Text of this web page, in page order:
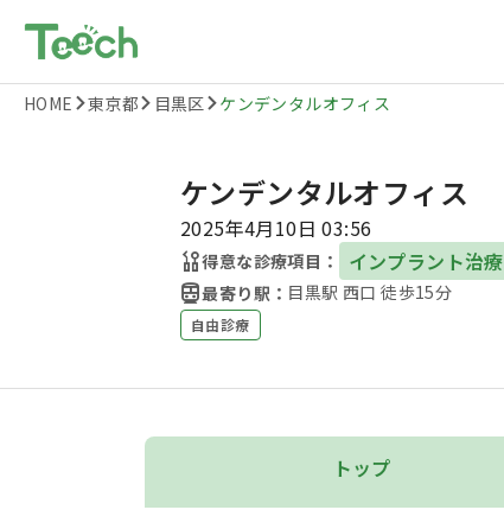
HOME 東京都 目黒区 ケンデンタルオフィス
ケンデンタルオフィス
2025年4月10日 03:56
得意な診療項目： インプラント治療
最寄り駅： 目黒駅 西口 徒歩15分
自由診療
トップ